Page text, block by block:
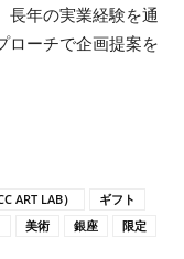
長年の実業経験を通
ローチで企画提案を
ART LAB）
ギフト
美術 銀座 限定